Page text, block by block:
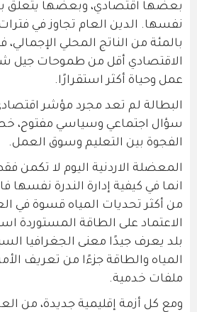
بعضها اقتصادي، وبعضها يتعلق
نفسها. الدين العام تجاوز في
بالمئة من الناتج المحلي الإجمالي،
الاقتصادي أقل من طموحات جيل
عمل وحياة أكثر استقرارًا.
البطالة لم تعد مجرد مؤشر
سؤال اجتماعي وسياسي مفتوح،
الفجوة بين التعليم وسوق العمل.
المعضلة الاردنية اليوم لا تكمن
انما في كيفية إدارة الندرة نفسها
من أكثر تحديات المياه قسوة في
الاعتماد على الطاقة المستوردة
بلد يعرف جيدًا معنى الجغرافيا
المياه والطاقة جزءًا من تعريف
ملفات خدمية.
ومع كل أزمة إقليمية جديدة، من